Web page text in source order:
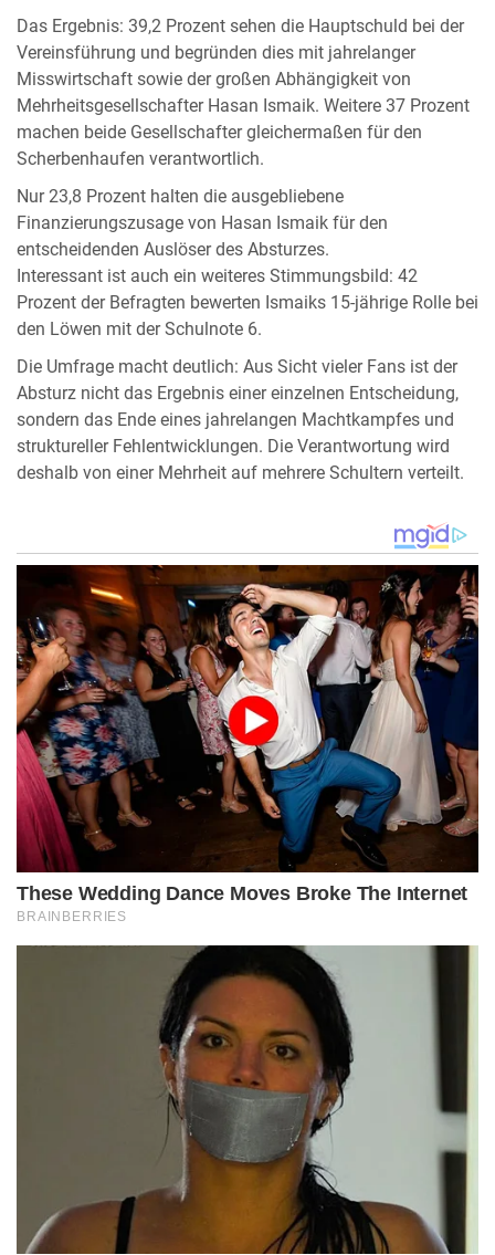
Das Ergebnis: 39,2 Prozent sehen die Hauptschuld bei der
Vereinsführung und begründen dies mit jahrelanger
Misswirtschaft sowie der großen Abhängigkeit von
Mehrheitsgesellschafter Hasan Ismaik. Weitere 37 Prozent
machen beide Gesellschafter gleichermaßen für den
Scherbenhaufen verantwortlich.
Nur 23,8 Prozent halten die ausgebliebene
Finanzierungszusage von Hasan Ismaik für den
entscheidenden Auslöser des Absturzes.
Interessant ist auch ein weiteres Stimmungsbild: 42
Prozent der Befragten bewerten Ismaiks 15-jährige Rolle bei
den Löwen mit der Schulnote 6.
Die Umfrage macht deutlich: Aus Sicht vieler Fans ist der
Absturz nicht das Ergebnis einer einzelnen Entscheidung,
sondern das Ende eines jahrelangen Machtkampfes und
struktureller Fehlentwicklungen. Die Verantwortung wird
deshalb von einer Mehrheit auf mehrere Schultern verteilt.